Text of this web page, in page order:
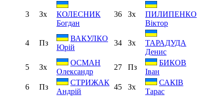
3 Зх
КОЛЕСНИК
Богдан
36 Зх
ПИЛИПЕНКО
Віктор
4 Пз
ВАКУЛКО
Юрій
34 Зх
ТАРАДУДА
Денис
5
Зх
ОСМАН
Олександр
27 Пз
БИКОВ
Іван
6
Пз
СТРИЖАК
Андрій
45 Зх
САКІВ
Тарас